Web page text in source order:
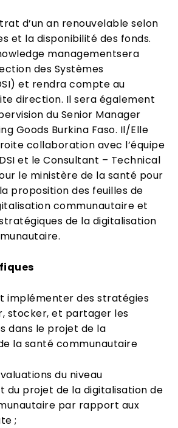
d’un an renouvelable selon
et la disponibilité des fonds.
managementsera
des Systèmes
et rendra compte au
direction. Il sera également
du Senior Manager
Goods Burkina Faso. Il/Elle
collaboration avec l’équipe
et le Consultant – Technical
le ministère de la santé pour
proposition des feuilles de
communautaire et
de la digitalisation
implémenter des stratégies
stocker, et partager les
dans le projet de la
la santé communautaire
du niveau
du projet de la digitalisation de
par rapport aux
;